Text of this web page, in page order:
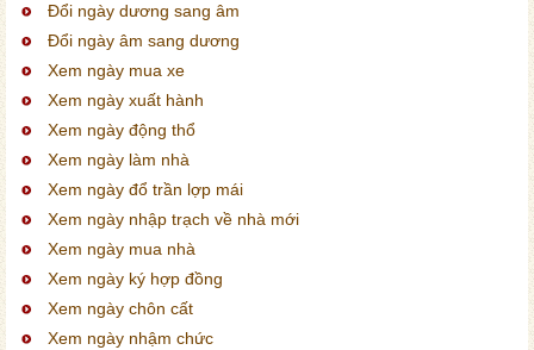
Đổi ngày dương sang âm
Đổi ngày âm sang dương
Xem ngày mua xe
Xem ngày xuất hành
Xem ngày động thổ
Xem ngày làm nhà
Xem ngày đổ trần lợp mái
Xem ngày nhập trạch về nhà mới
Xem ngày mua nhà
Xem ngày ký hợp đồng
Xem ngày chôn cất
Xem ngày nhậm chức